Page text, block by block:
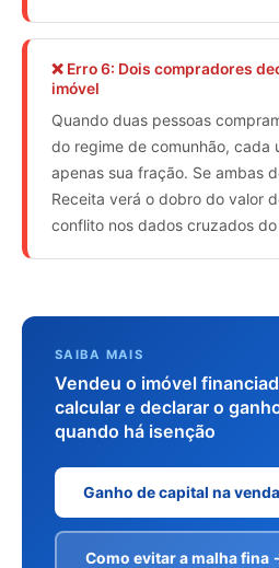
❌ Erro 6: Dois compradores
imóvel
Quando duas pessoas
do regime de comunhão, cada
apenas sua fração. Se ambas
Receita verá o dobro do valor
conflito nos dados cruzados
SAIBA MAIS
Vendeu o imóvel
calcular e declarar o
quando há isenção
Ganho de capital na
Como evitar a malha fina